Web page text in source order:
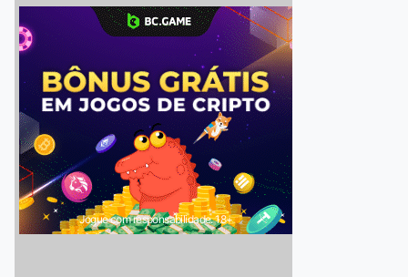
Jogue com responsabilidade. 18+